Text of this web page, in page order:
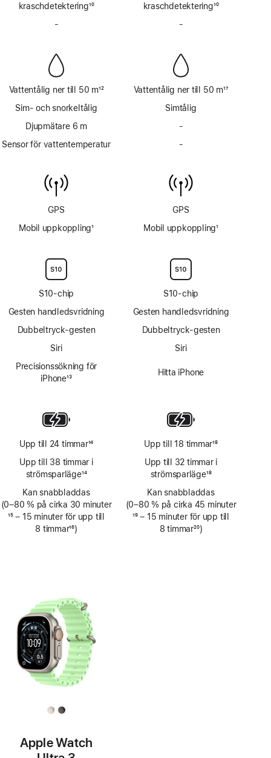
kraschdetektering10
-
Vattentålig ner till 50 m12
Sim- och snorkeltålig
Djupmätare 6 m
Sensor för vattentemperatur
GPS
Mobil uppkoppling1
S10-chip
Gesten handledsvridning
Dubbeltryck-gesten
Siri
Precisionssökning för
iPhone13
Upp till 24 timmar14
Upp till 38 timmar i
strömsparläge14
Kan snabbladdas
(0–80 % på cirka 30 minuter
Fotnot
15– 15 minuter för upp till
8 timmar16)
kraschdetektering10
-
Vattentålig ner till 50 m17
Simtålig
-
till
6 m
-
för
vattentemperatur
GPS
Mobil uppkoppling1
S10-chip
Gesten handledsvridning
Dubbeltryck-gesten
Siri
Hitta iPhone
Upp till 18 timmar18
Upp till 32 timmar i
strömsparläge18
Kan snabbladdas
(0–80 % på cirka 45 minuter
Fotnot
19– 15 minuter för upp till
8 timmar20)
Apple Watch